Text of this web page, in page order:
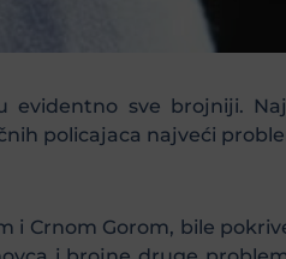
sve brojniji.
policajaca najveći
Crnom Gorom, bile